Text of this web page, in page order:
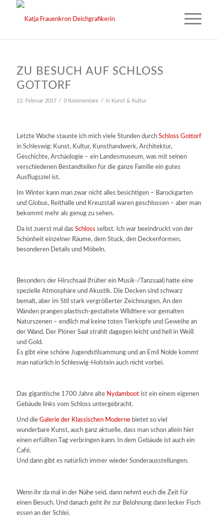
ZU BESUCH AUF SCHLOSS
GOTTORF
13. Februar 2017 / 0 Kommentare / in Kunst & Kultur
Letzte Woche staunte ich mich viele Stunden durch Schloss Gottorf
in Schleswig: Kunst, Kultur, Kunsthandwerk, Architektur,
Geschichte, Archäologie – ein Landesmuseum, was mit seinen
verschiedenen Bestandteilen für die ganze Familie ein gutes
Ausflugsziel ist.
Im Winter kann man zwar nicht alles besichtigen – Barockgarten
und Globus, Reithalle und Kreuzstall waren geschlossen – aber man
bekommt mehr als genug zu sehen.
Da ist zuerst mal das Schloss selbst. Ich war beeindruckt von der
Schönheit einzelner Räume, dem Stuck, den Deckenformen,
besonderen Details und Möbeln.
Besonders der Hirschsaal (früher ein Musik-/Tanzsaal) hatte eine
spezielle Atmosphäre und Akustik. Die Decken sind schwarz
bemalt, aber im Stil stark vergrößerter Zeichnungen. An den
Wänden prangen plastisch-gestaltete Wildtiere vor gemalten
Naturszenen – endlich mal keine toten Tierköpfe und Geweihe an
der Wand. Der Plöner Saal strahlt dagegen leicht und hell in Weiß
und Gold.
Es gibt eine schöne Jugendstilsammung und an Emil Nolde kommt
man natürlich in Schleswig-Holstein auch nicht vorbei.
Das gigantische 1700 Jahre alte Nydambootist ein einem eigenen
Gebäude links vom Schloss untergebracht.
Und die Galerie der Klassischen Modernebietet so viel
wunderbare Kunst, auch ganz aktuelle, dass man schon allein hier
einen erfüllten Tag verbringen kann. In dem Gebäude ist auch ein
Café.
Und dann gibt es natürlich immer wieder Sonderausstellungen.
Wenn ihr da mal in der Nähe seid, dann nehmt euch die Zeit für
einen Besuch. Und danach geht ihr zur Belohnung dann lecker Fisch
essen an der Schlei.